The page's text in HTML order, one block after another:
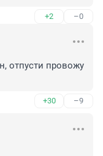
+2 –0
отпусти провожу
+30 –9